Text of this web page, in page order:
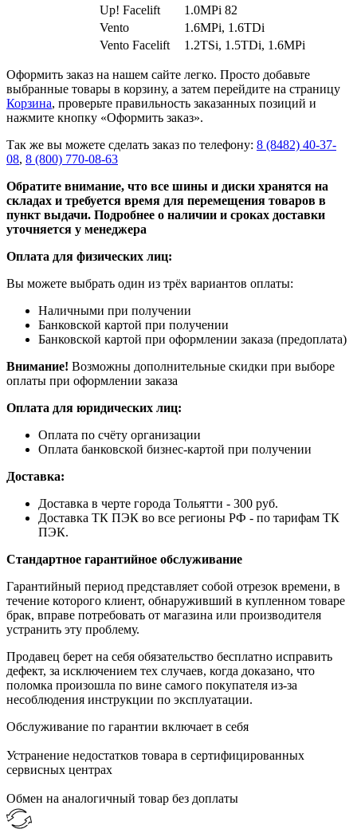
Up! Facelift
1.0MPi 82
Vento
1.6MPi, 1.6TDi
Vento Facelift
1.2TSi, 1.5TDi, 1.6MPi
Оформить заказ на нашем сайте легко. Просто добавьте
выбранные товары в корзину, а затем перейдите на страницу
Корзина, проверьте правильность заказанных позиций и
нажмите кнопку «Оформить заказ».
Так же вы можете сделать заказ по телефону: 8 (8482) 40-37-
08, 8 (800) 770-08-63
Обратите внимание, что все шины и диски хранятся на
складах и требуется время для перемещения товаров в
пункт выдачи. Подробнее о наличии и сроках доставки
уточняется у менеджера
Оплата для физических лиц:
Вы можете выбрать один из трёх вариантов оплаты:
Наличными при получении
Банковской картой при получении
Банковской картой при оформлении заказа (предоплата)
Внимание! Возможны дополнительные скидки при выборе
оплаты при оформлении заказа
Оплата для юридических лиц:
Оплата по счёту организации
Оплата банковской бизнес-картой при получении
Доставка:
Доставка в черте города Тольятти - 300 руб.
Доставка ТК ПЭК во все регионы РФ - по тарифам ТК
ПЭК.
Стандартное гарантийное обслуживание
Гарантийный период представляет собой отрезок времени, в
течение которого клиент, обнаруживший в купленном товаре
брак, вправе потребовать от магазина или производителя
устранить эту проблему.
Продавец берет на себя обязательство бесплатно исправить
дефект, за исключением тех случаев, когда доказано, что
поломка произошла по вине самого покупателя из-за
несоблюдения инструкции по эксплуатации.
Обслуживание по гарантии включает в себя
Устранение недостатков товара в сертифицированных
сервисных центрах
Обмен на аналогичный товар без доплаты